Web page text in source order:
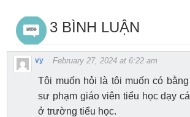
3 BÌNH LUẬN
vy February 27, 2024 at 6:22 am
Tôi muốn hỏi là tôi muốn có
sư phạm giáo viên tiểu học dạy
ở trường tiểu học.